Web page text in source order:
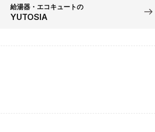
給湯器・エコキュートの
YUTOSIA